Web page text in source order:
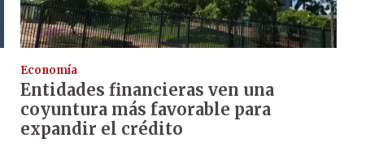
Economía
Entidades financieras ven una
coyuntura más favorable para
expandir el crédito